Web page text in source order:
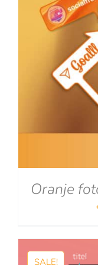
Oranje
SALE!